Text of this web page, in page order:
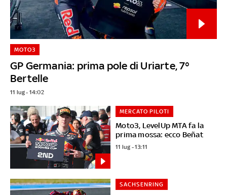
GP Germania: prima pole di Uriarte, 7°
Bertelle
MOTO3
11 lug - 14:02
Moto3, LevelUp MTA fa la
prima mossa: ecco Beñat
MERCATO PILOTI
11 lug - 13:11
SACHSENRING